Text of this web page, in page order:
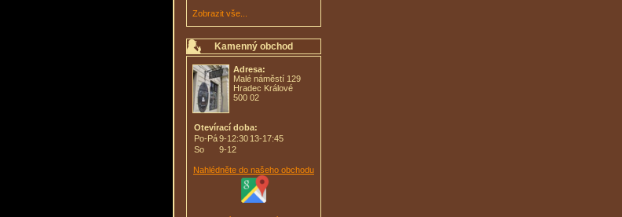
Zobrazit vše...
Kamenný obchod
Adresa:
Malé náměstí 129
Hradec Králové
500 02
Otevírací doba:
Po-Pá9-12:30 13-17:45
So
9-12
Nahlédněte do našeho obchodu